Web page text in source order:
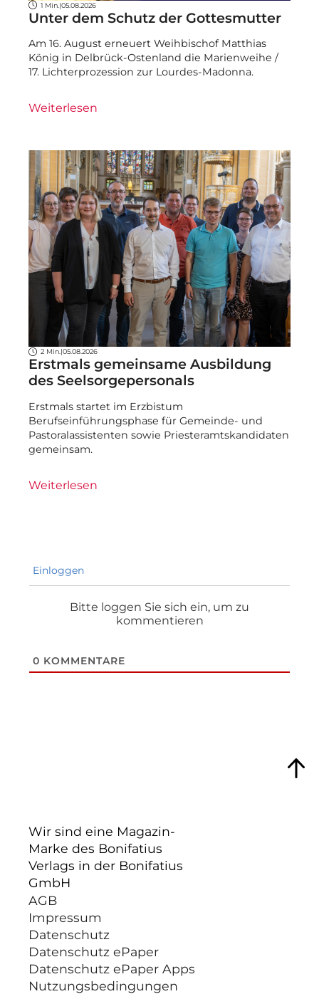
1 Min. |05.08.2026
Unter dem Schutz der Gottesmutter
Am 16. August erneuert Weihbischof Matthias
König in Delbrück-Ostenland die Marienweihe /
17. Lichterprozession zur Lourdes-Madonna.
Weiterlesen
2 Min.|05.08.2026
Erstmals gemeinsame Ausbildung
des Seelsorgepersonals
Erstmals startet im Erzbistum
Berufseinführungsphase für Gemeinde- und
Pastoralassistenten sowie Priesteramtskandidaten
gemeinsam.
Weiterlesen
Einloggen
Bitte loggen Sie sich ein, um zu
kommentieren
0 KOMMENTARE
Wir sind eine Magazin-
Marke des Bonifatius
Verlags in der Bonifatius
GmbH
AGB
Impressum
Datenschutz
Datenschutz ePaper
Datenschutz ePaper Apps
Nutzungsbedingungen